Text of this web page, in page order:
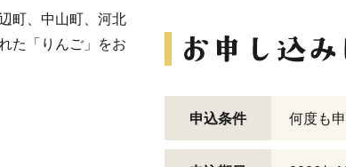
町、中山町、河北
た「りんご」をお
申込条件 何度も